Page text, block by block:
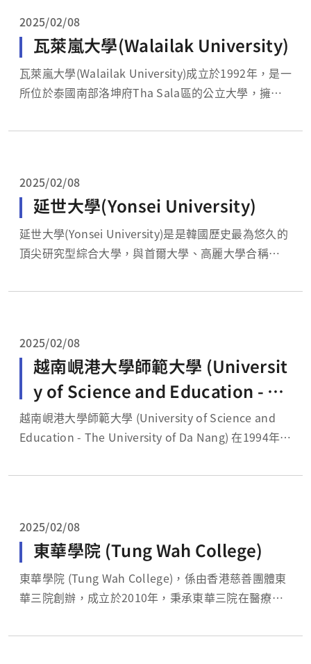
2025/02/08
瓦萊嵐大學(Walailak University)
瓦萊嵐大學(Walailak University)成立於1992年，是一
所位於泰國南部洛坤府Tha Sala區的公立大學，擁有
（Princess Chulabhorn Walailak）的名字來命名。
2025/02/08
延世大學(Yonsei University)
延世大學(Yonsei University)是是韓國歷史最為悠久的
頂尖研究型綜合大學，與首爾大學、高麗大學合稱
大學英文名稱的首字母縮寫，也寓意著天空的意思，代
2025/02/08
越南峴港大學師範大學 (Universit
y of Science and Education - Th
e University of Da Nang)
越南峴港大學師範大學 (University of Science and
Education - The University of Da Nang) 在1994年於
的公立大學，也是越南境內Top5的學校，而師範大學
2025/02/08
東華學院 (Tung Wah College)
東華學院 (Tung Wah College)，係由香港慈善團體東
華三院創辦，成立於2010年，秉承東華三院在醫療、
已設有4個學院，提供16個醫療與健康照護相關學位，